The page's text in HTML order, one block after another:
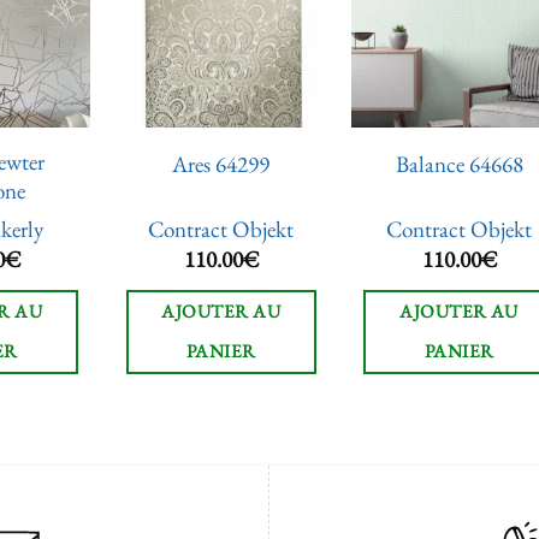
à la liste
de
souhaits
€
AU
à la liste
de
souhaits
Ares 64299
Contract Objekt
110.00€
AJOUTER AU
PANIER
de
Balance 64668
Contract Objekt
110.00€
AJOUTER AU
PANIER